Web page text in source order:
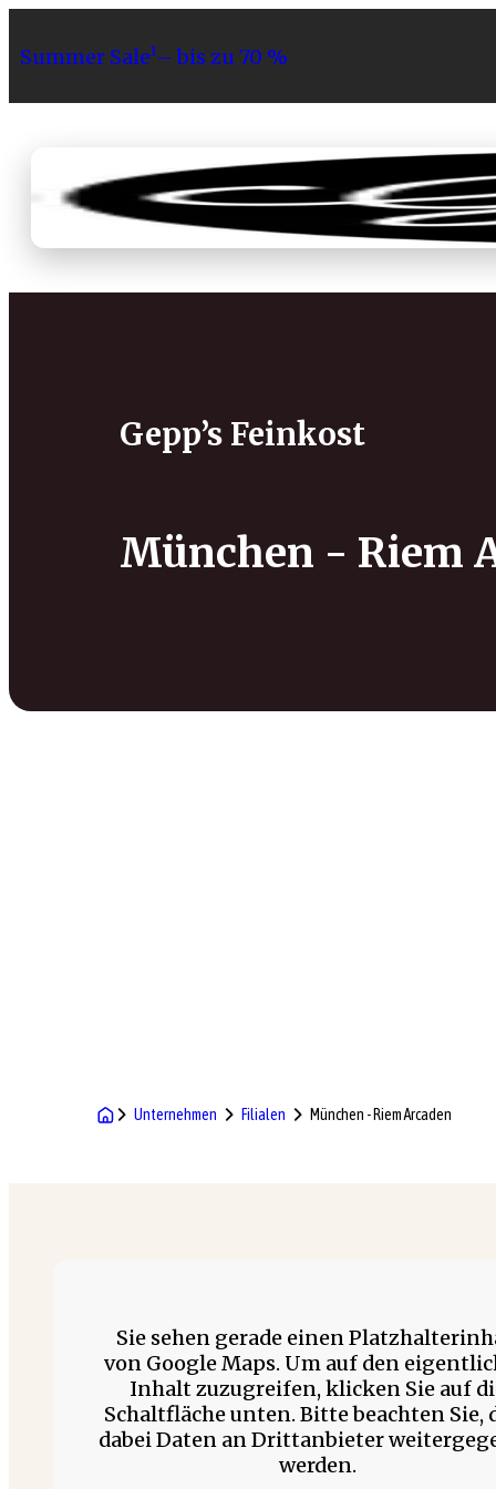
Summer Sale¹– bis zu 70 %
Sortiment Geschenke
Gepp’s Feinkost
München - Riem
Unternehmen Filialen München - Riem Arcaden
Sie sehen gerade einen
von Google Maps. Um auf den
Inhalt zuzugreifen, klicken Sie auf
Schaltfläche unten. Bitte beachten Sie,
dabei Daten an Drittanbieter
werden.